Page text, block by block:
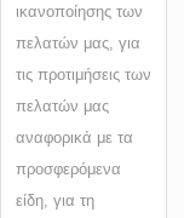
ικανοποίησης των
πελατών μας, για
τις προτιμήσεις των
πελατών μας
αναφορικά με τα
προσφερόμενα
είδη, για τη